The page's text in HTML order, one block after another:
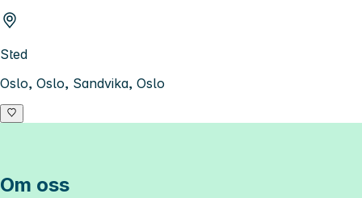
Sted
Oslo, Oslo, Sandvika, Oslo
Om oss